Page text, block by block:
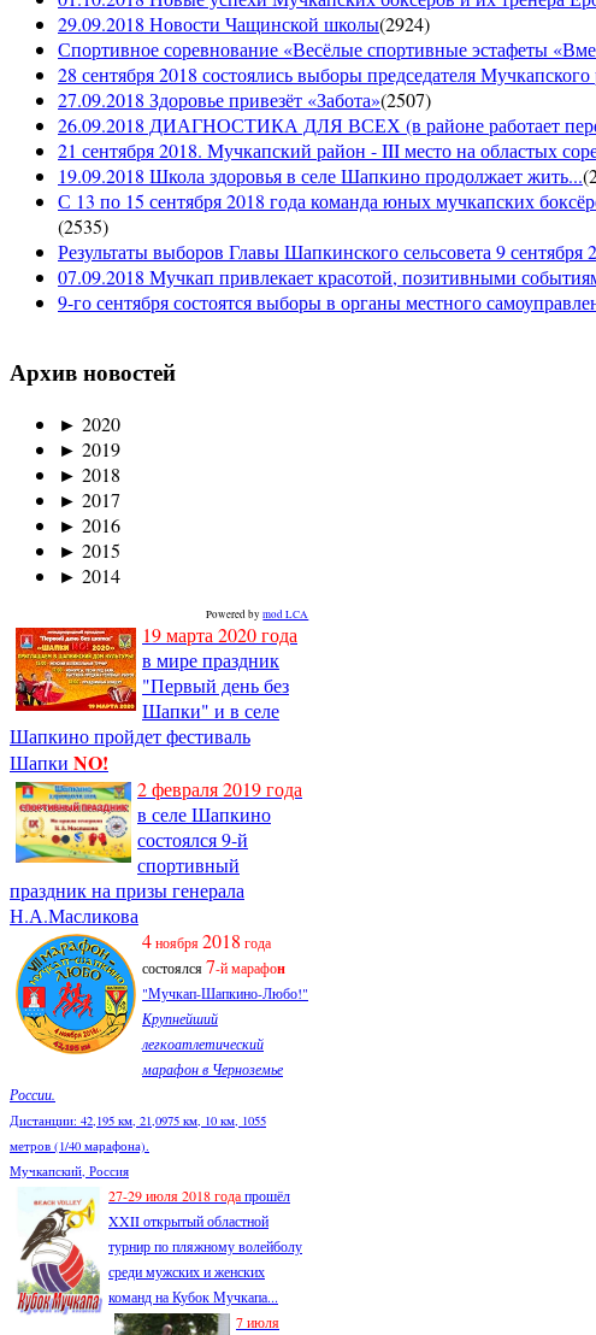
29.09.2018 Новости Чащинской школы(2924)
Спортивное соревнование «Весёлые спортивные эстафеты
28 сентября 2018 состоялись выборы председателя
27.09.2018 Здоровье привезёт «Забота»(2507)
26.09.2018 ДИАГНОСТИКА ДЛЯ ВСЕХ (в районе работает
21 сентября 2018. Мучкапский район - III место на областых
19.09.2018 Школа здоровья в селе Шапкино продолжает жить...(
С 13 по 15 сентября 2018 года команда юных мучкапских
(2535)
Результаты выборов Главы Шапкинского сельсовета 9 сентября
07.09.2018 Мучкап привлекает красотой, позитивными
9-го сентября состоятся выборы в органы местного
Архив новостей
► 2020
► 2019
► 2018
► 2017
► 2016
► 2015
► 2014
Powered bymod LCA
19 марта 2020 года
в мире праздник
"Первый день без
Шапки" и в селе
Шапкино пройдет фестиваль
Шапки NO!
2 февраля 2019 года
в селе Шапкино
состоялся 9-й
спортивный
праздник на призы генерала
Н.А.Масликова
4ноября2018 года
состоялся7-й марафон
"Мучкап-Шапкино-Любо!"
Крупнейший
легкоатлетический
марафон в Черноземье
России.
Дистанции: 42,195 км, 21,0975 км, 10 км, 1055
метров (1/40 марафона).
Мучкапский, Россия
27-29 июля 2018 годапрошёл
XXII открытый областной
турнир по пляжному волейболу
среди мужских и женских
команд на Кубок Мучкапа...
7 июля